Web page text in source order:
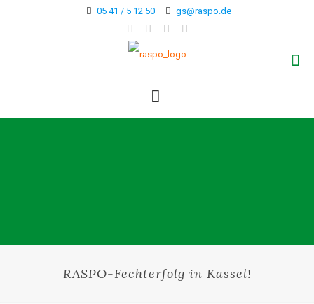
05 41 / 5 12 50 gs@raspo.de
RASPO-Fechterfolg in Kassel!